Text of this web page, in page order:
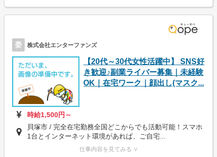
委 株式会社エンターファンズ
【20代～30代女性活躍中】 SNS好
き歓迎♪副業ライバー募集｜未経験
OK｜在宅ワーク｜顔出し(マスク...
時給1,500円～
貝塚市 / 完全在宅勤務全国どこからでも活動可能！スマホ
1台とインターネット環境があれば、ご自宅...
仕事内容を見てみる ∨